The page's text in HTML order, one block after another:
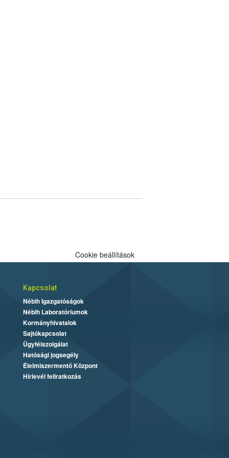
Cookie beállítások
Kapcsolat
Nébih Igazgatóságok
Nébih Laboratóriumok
Kormányhivatalok
Sajtókapcsolat
Ügyfélszolgálat
Hatósági jogsegély
Élelmiszermentő Központ
Hírlevél feliratkozás